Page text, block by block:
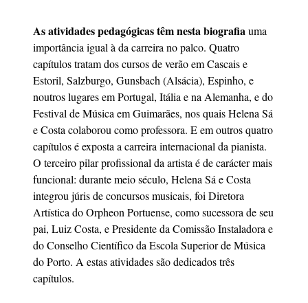
As atividades pedagógicas têm nesta biografiauma
importância igual à da carreira no palco. Quatro
capítulos tratam dos cursos de verão em Cascais e
Estoril, Salzburgo, Gunsbach (Alsácia), Espinho, e
noutros lugares em Portugal, Itália e na Alemanha, e do
Festival de Música em Guimarães, nos quais Helena Sá
e Costa colaborou como professora. E em outros quatro
capítulos é exposta a carreira internacional da pianista.
O terceiro pilar profissional da artista é de carácter mais
funcional: durante meio século, Helena Sá e Costa
integrou júris de concursos musicais, foi Diretora
Artística do Orpheon Portuense, como sucessora de seu
pai, Luiz Costa, e Presidente da Comissão Instaladora e
do Conselho Científico da Escola Superior de Música
do Porto. A estas atividades são dedicados três
capítulos.